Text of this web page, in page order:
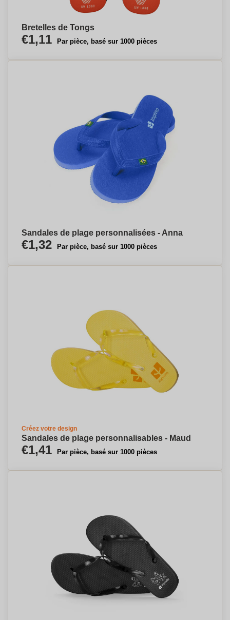
Bretelles de Tongs
€1,11 Par pièce, basé sur 1000 pièces
Sandales de plage personnalisées - Anna
€1,32 Par pièce, basé sur 1000 pièces
Créez votre design
Sandales de plage personnalisables - Maud
€1,41 Par pièce, basé sur 1000 pièces